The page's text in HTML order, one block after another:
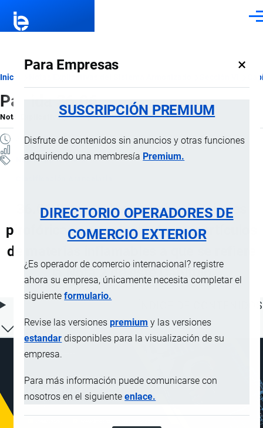
Para Empresas ×
SUSCRIPCIÓN PREMIUM
Disfrute de contenidos sin anuncios y otras funciones
adquiriendo una membresía Premium.
DIRECTORIO OPERADORES DE
COMERCIO EXTERIOR
¿Es operador de comercio internacional? registre
ahora su empresa, únicamente necesita completar el
siguienteformulario.
Revise las versionespremium y las versiones
estandar disponibles para la visualización de su
empresa.
Para más información puede comunicarse con
nosotros en el siguienteenlace.
Ruta
de
navegación
Inicio
Partida 36.06
Nota ExplicativaporImportaciones …, 18 Julio, 2024
3 MINUTOS
Notas Explicativas
36.06 Ferrocerio y demás aleaciones
pirofóricas en cualquier forma; artículos
de materias inflamables a que se refiere
la Nota 2 de este Capítulo
ÍNDICE DE CONTENIDOS